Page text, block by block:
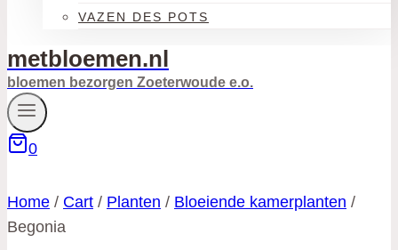
VAZEN DES POTS
metbloemen.nl
bloemen bezorgen Zoeterwoude e.o.
0
Home / Cart / Planten / Bloeiende kamerplanten /
Begonia